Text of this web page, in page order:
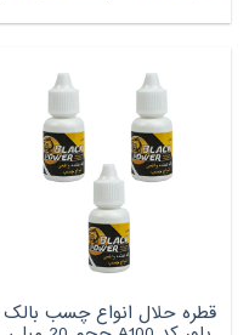
قطره حلال انواع چسب بالک